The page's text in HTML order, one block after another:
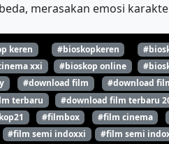
merasakan emosi
keren #bioskopkeren
xxi #bioskop online
#download film #download
terbaru #download film terbaru
#filmbox #film cinema
#film semi indoxxi #film semi